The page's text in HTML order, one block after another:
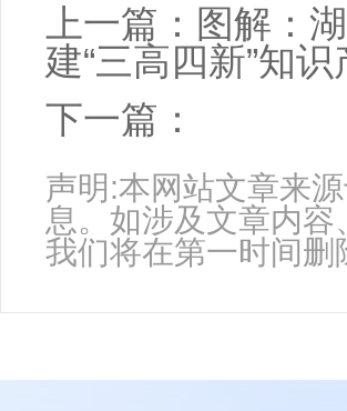
上一篇： 图解：
建“三高四新”知
下一篇：
声明:本网站文章来
息。如涉及文章内
我们将在第一时间删